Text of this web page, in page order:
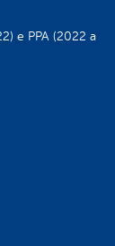
e PPA (2022 a